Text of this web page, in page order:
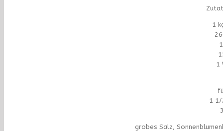
1
1
1
grobes Salz,